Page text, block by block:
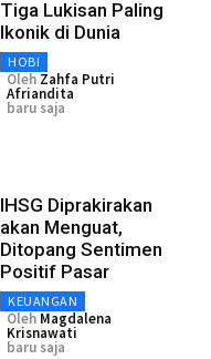
Tiga Lukisan Paling
Ikonik di Dunia
HOBI
Oleh Zahfa Putri
Afriandita
baru saja
IHSG Diprakirakan
akan Menguat,
Ditopang Sentimen
Positif Pasar
KEUANGAN
Oleh Magdalena
Krisnawati
baru saja